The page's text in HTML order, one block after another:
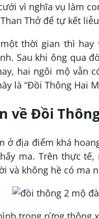
vì nghĩa vụ làm
Thở để tự kết
thời gian thì hay
Sau khi ông qua
hai ngôi mộ vẫn
là “Đồi Thông Hai
về Đồi
ở địa điểm khá
ma. Trên thực
và không hề có ma